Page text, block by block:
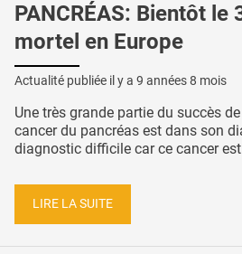
PANCRÉAS: Bientôt le
mortel en Europe
Actualité publiée il y a 9 années 8 mois
Une très grande partie du succès
cancer du pancréas est dans son
diagnostic difficile car ce cancer
LIRE LA SUITE